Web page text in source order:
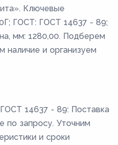
Ключевые
ГОСТ: ГОСТ 14637 - 89;
мм: 1280,00. Подберем
наличие и организуем
14637 - 89: Поставка
по запросу. Уточним
и сроки